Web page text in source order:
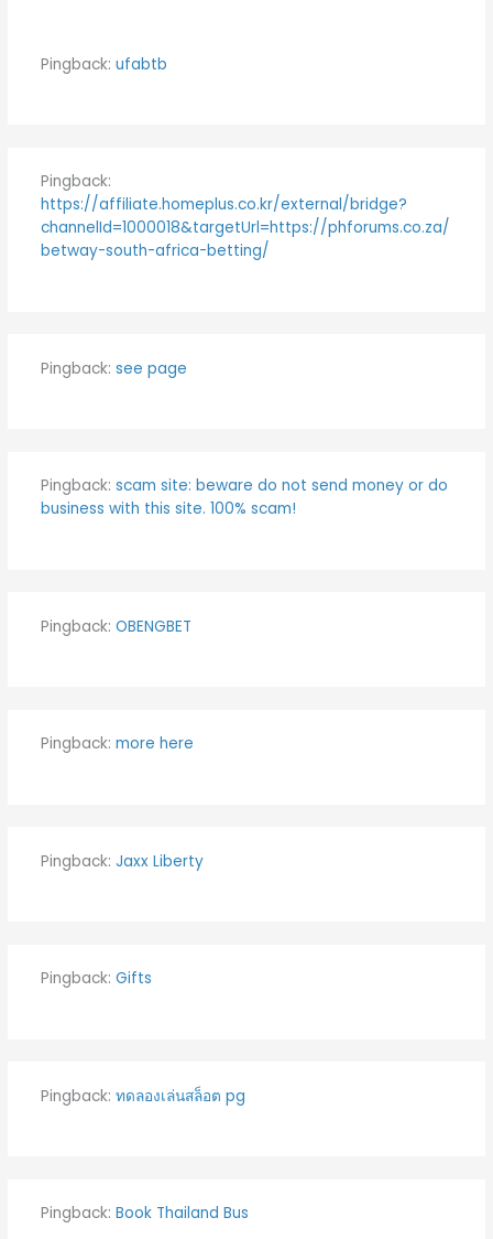
Pingback: ufabtb
Pingback:
https://affiliate.homeplus.co.kr/external/bridge?
channelId=1000018&targetUrl=https://phforums.co.za/
betway-south-africa-betting/
Pingback: see page
Pingback: scam site: beware do not send money or do
business with this site. 100% scam!
Pingback: OBENGBET
Pingback: more here
Pingback: Jaxx Liberty
Pingback: Gifts
Pingback: ทดลองเล่นสล็อต pg
Pingback: Book Thailand Bus